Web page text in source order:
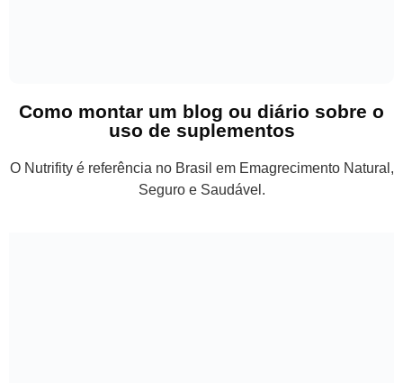
Como montar um blog ou diário sobre o
uso de suplementos
O Nutrifity é referência no Brasil em Emagrecimento Natural,
Seguro e Saudável.